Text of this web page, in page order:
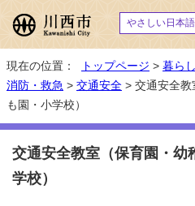
やさしい日本語
現在の位置： トップページ > 暮ら
消防・救急 > 交通安全 > 交通安全
も園・小学校）
交通安全教室（保育園・幼
学校）